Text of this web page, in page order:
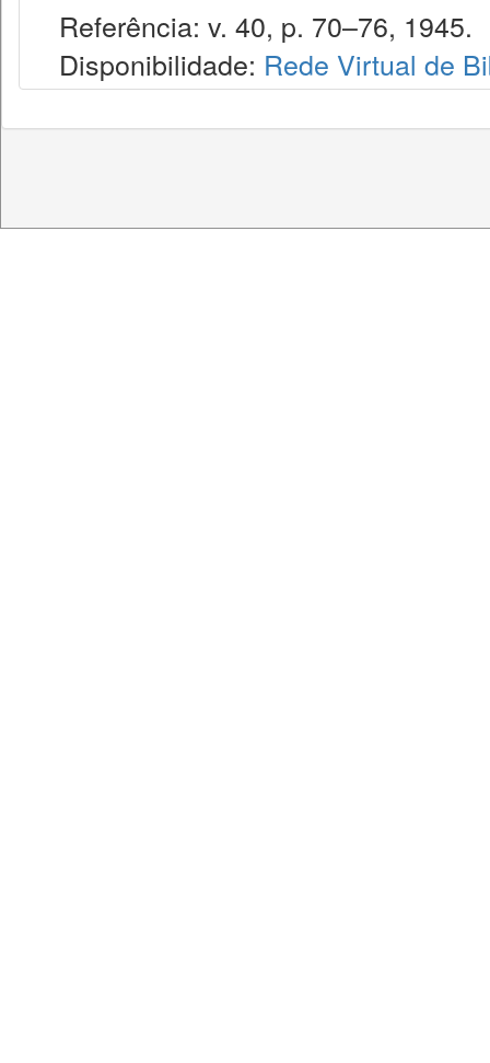
Referência: v. 40, p. 70–76, 1945.
Disponibilidade: Rede Virtual de